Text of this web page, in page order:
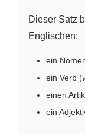
Dieser Satz
Englischen:
ein
ein Verb (
einen
ein